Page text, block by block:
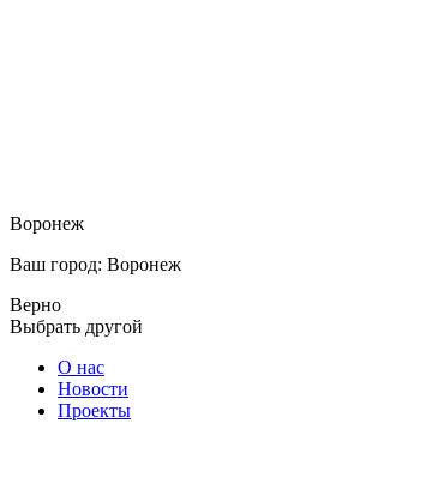
Воронеж
Ваш город: Воронеж
Верно
Выбрать другой
О нас
Новости
Проекты